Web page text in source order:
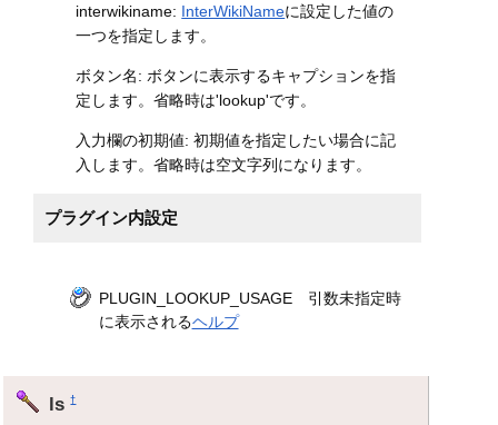
interwikiname: InterWikiNameに設定した値の
一つを指定します。
ボタン名: ボタンに表示するキャプションを指
定します。省略時は'lookup'です。
入力欄の初期値: 初期値を指定したい場合に記
入します。省略時は空文字列になります。
プラグイン内設定
PLUGIN_LOOKUP_USAGE 引数未指定時
に表示されるヘルプ
ls†